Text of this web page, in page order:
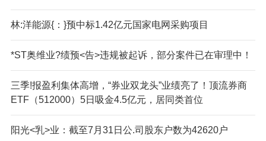
林:洋能源{：}预中标1.42亿元国家电网采购项目
*ST奥维业?绩预<告>违规被起诉，部分案件已在审理中！
三季!报盈利集体高增，“券业双龙头”业绩亮了！顶流券商
ETF（512000）5日吸金4.5亿元，居同类首位
阳光<乳>业：截至7月31日公.司股东户数为42620户